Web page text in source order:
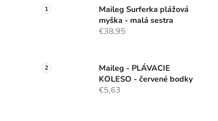
Maileg Surferka plážová
myška - malá sestra
€38,95
Maileg - PLÁVACIE
KOLESO - červené bodky
€5,63